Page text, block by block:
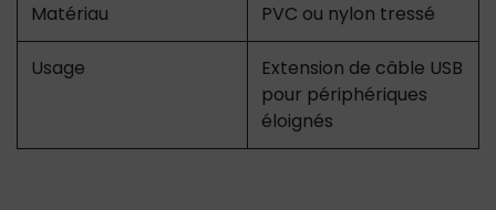
Matériau PVC ou nylon tressé
Usage
Extension de câble USB
pour périphériques
éloignés